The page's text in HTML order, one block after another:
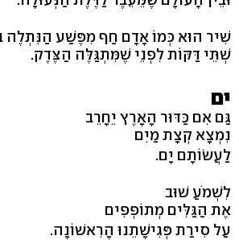
שִׁיר הוּא כְּמוֹ אָדָם חַף מִפֶּשַׁע הַנִּתְלֶה
שְׁתֵּי דַּקּוֹת לִפְנֵי שֶׁמִּתְגַּלֶּה הַצֶּדֶק.
ים
גַּם אִם כַּדּוּר הָאָרֶץ יֵחָרֵב
נִמְצָא קְצָת מַיִם
לַעֲשׂוֹתָם יָם.
לִשְׁמֹעַ שׁוּב
אֶת הַגַּלִּים מְתוֹפְפִים
עַל סִירַת פְּגִישָׁתֵנוּ הָרִאשׁוֹנָה.